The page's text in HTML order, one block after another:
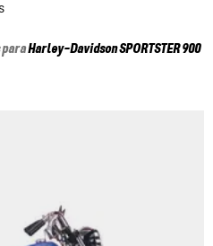
paraHarley-DavidsonSPORTSTER 900